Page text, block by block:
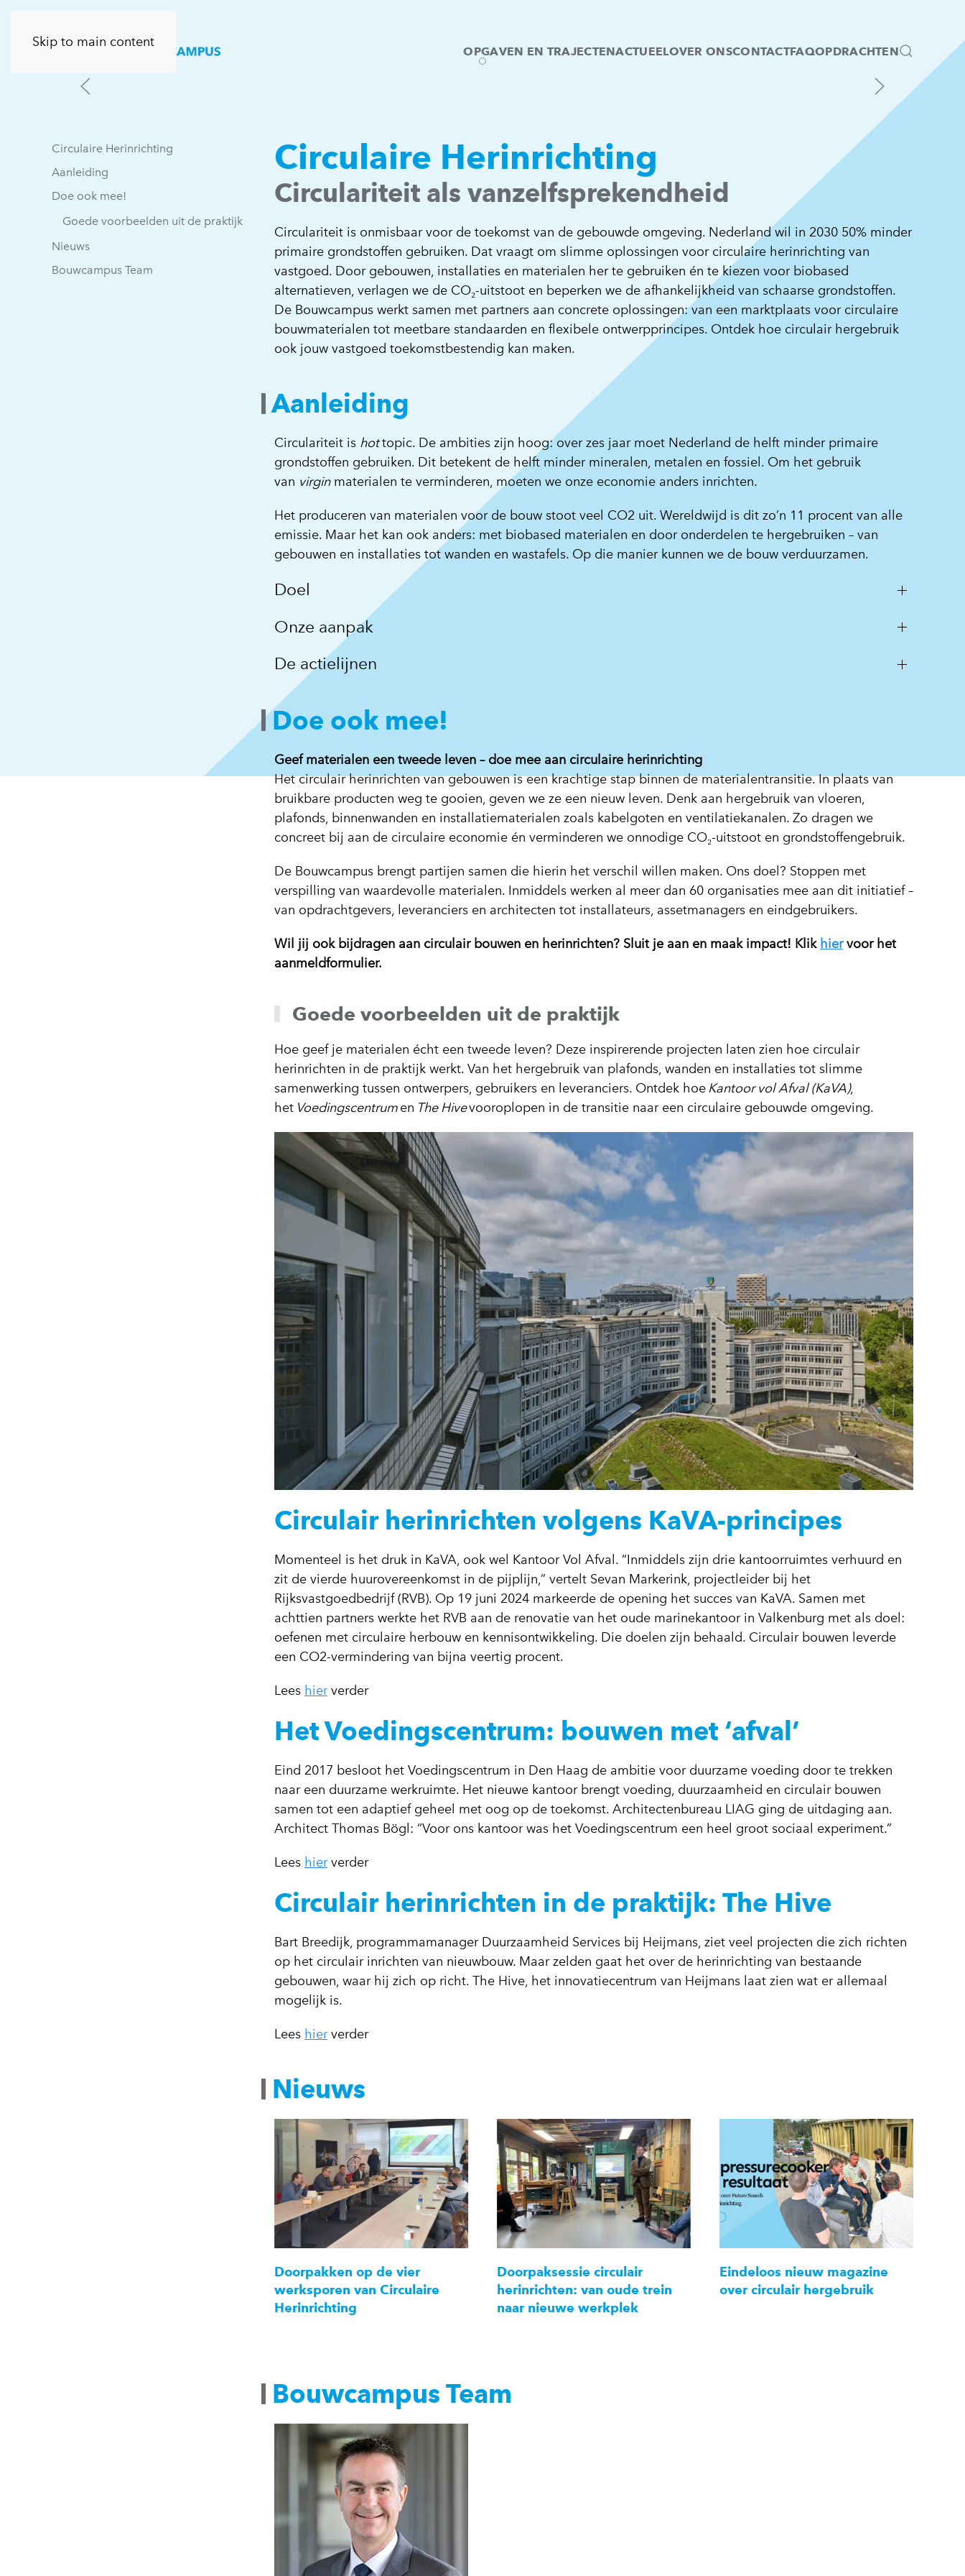
Skip to main content
OPGAVEN EN TRAJECTENACTUEELOVER ONSCONTACTFAQOPDRACHTEN
EINDELOOS: hét magazine over circulaire herinrichting
Circulaire Herinrichting
Aanleiding
Doe ook mee!
Goede voorbeelden uit de praktijk
Nieuws
Bouwcampus Team
Circulaire Herinrichting
Circulariteit als vanzelfsprekendheid
Circulariteit is onmisbaar voor de toekomst van de gebouwde omgeving. Nederland wil in 2030 50% minder
primaire grondstoffen gebruiken. Dat vraagt om slimme oplossingen voor circulaire herinrichting van
vastgoed. Door gebouwen, installaties en materialen her te gebruiken én te kiezen voor biobased
alternatieven, verlagen we de CO₂-uitstoot en beperken we de afhankelijkheid van schaarse grondstoffen.
De Bouwcampus werkt samen met partners aan concrete oplossingen: van een marktplaats voor circulaire
bouwmaterialen tot meetbare standaarden en flexibele ontwerpprincipes. Ontdek hoe circulair hergebruik
ook jouw vastgoed toekomstbestendig kan maken.
Aanleiding
Circulariteit is hottopic. De ambities zijn hoog: over zes jaar moet Nederland de helft minder primaire
grondstoffen gebruiken. Dit betekent de helft minder mineralen, metalen en fossiel. Om het gebruik
van virginmaterialen te verminderen, moeten we onze economie anders inrichten.
Het produceren van materialen voor de bouw stoot veel CO2 uit. Wereldwijd is dit zo’n 11 procent van alle
emissie. Maar het kan ook anders: met biobased materialen en door onderdelen te hergebruiken – van
gebouwen en installaties tot wanden en wastafels. Op die manier kunnen we de bouw verduurzamen.
Doel
Onze aanpak
De actielijnen
Doe ook mee!
Geef materialen een tweede leven – doe mee aan circulaire herinrichting
Het circulair herinrichten van gebouwen is een krachtige stap binnen de materialentransitie. In plaats van
bruikbare producten weg te gooien, geven we ze een nieuw leven. Denk aan hergebruik van vloeren,
plafonds, binnenwanden en installatiematerialen zoals kabelgoten en ventilatiekanalen. Zo dragen we
concreet bij aan de circulaire economie én verminderen we onnodige CO₂-uitstoot en grondstoffengebruik.
De Bouwcampus brengt partijen samen die hierin het verschil willen maken. Ons doel? Stoppen met
verspilling van waardevolle materialen. Inmiddels werken al meer dan 60 organisaties mee aan dit initiatief –
van opdrachtgevers, leveranciers en architecten tot installateurs, assetmanagers en eindgebruikers.
Wil jij ook bijdragen aan circulair bouwen en herinrichten? Sluit je aan en maak impact! Klik hiervoor het
aanmeldformulier.
Goede voorbeelden uit de praktijk
Hoe geef je materialen écht een tweede leven? Deze inspirerende projecten laten zien hoe circulair
herinrichten in de praktijk werkt. Van het hergebruik van plafonds, wanden en installaties tot slimme
samenwerking tussen ontwerpers, gebruikers en leveranciers. Ontdek hoeKantoor vol Afval (KaVA),
het Voedingscentrumen The Hivevooroplopen in de transitie naar een circulaire gebouwde omgeving.
Circulair herinrichten volgens KaVA-principes
Momenteel is het druk in KaVA, ook wel Kantoor Vol Afval. “Inmiddels zijn drie kantoorruimtes verhuurd en
zit de vierde huurovereenkomst in de pijplijn,” vertelt Sevan Markerink, projectleider bij het
Rijksvastgoedbedrijf (RVB). Op 19 juni 2024 markeerde de opening het succes van KaVA. Samen met
achttien partners werkte het RVB aan de renovatie van het oude marinekantoor in Valkenburg met als doel:
oefenen met circulaire herbouw en kennisontwikkeling. Die doelen zijn behaald. Circulair bouwen leverde
een CO2-vermindering van bijna veertig procent.
Lees hierverder
Het Voedingscentrum: bouwen met ‘afval’
Eind 2017 besloot het Voedingscentrum in Den Haag de ambitie voor duurzame voeding door te trekken
naar een duurzame werkruimte. Het nieuwe kantoor brengt voeding, duurzaamheid en circulair bouwen
samen tot een adaptief geheel met oog op de toekomst. Architectenbureau LIAG ging de uitdaging aan.
Architect Thomas Bögl: “Voor ons kantoor was het Voedingscentrum een heel groot sociaal experiment.”
Lees hierverder
Circulair herinrichten in de praktijk: The Hive
Bart Breedijk, programmamanager Duurzaamheid Services bij Heijmans, ziet veel projecten die zich richten
op het circulair inrichten van nieuwbouw. Maar zelden gaat het over de herinrichting van bestaande
gebouwen, waar hij zich op richt. The Hive, het innovatiecentrum van Heijmans laat zien wat er allemaal
mogelijk is.
Lees hierverder
Nieuws
Doorpakken op de vier
werksporen van Circulaire
Herinrichting
Doorpaksessie circulair
herinrichten: van oude trein
naar nieuwe werkplek
Eindeloos nieuw magazine
over circulair hergebruik
Bouwcampus Team